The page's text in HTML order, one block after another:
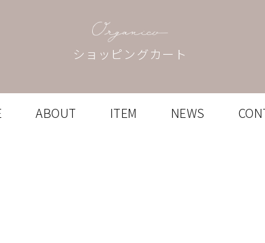
ショッピングカート
ABOUT ITEM NEWS